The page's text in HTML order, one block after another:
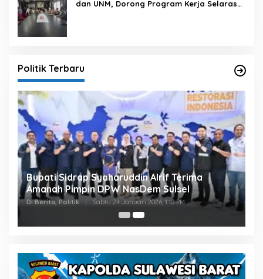
dan UNM, Dorong Program Kerja Selaras
Politik Terbaru
Bupati Sidrap Syaharuddin Alrif Terima
Amanah Pimpin DPW NasDem Sulsel
Di Berita, Politik | Sabtu 24 Januari 2026, 1:10 PM